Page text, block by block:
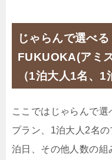
じゃらんで選べ
FUKUOKA(アミ
（1泊大人1名、1
ここではじゃらんで
プラン、1泊大人2名
泊日、その他人数の組